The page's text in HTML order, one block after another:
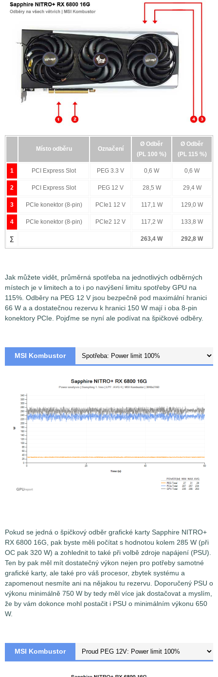
jednoho jediného místa, ale hnedle z několika najednou.
Zatímco ty nejméně výkonné grafické karty si vystačí se
základním napájením přes sběrnici PCI Express (PEG - PCI
Express Graphics), která přes dvě nezávislé větve 3.3V a
12V může dodat grafické kartě maximálně 75W (respektive
66 W na větvi PEG 12V), výkonnější grafické karty potřebují
energie mnohem více. Ty pak krom napájení přes PEG
musejí využívat ještě další pomocné zdroje napájení, a to
pomocí 1-3 napájecích konektorů PCIe 12V (6-pin / 8-pin /
12-pin). Znamená to tedy, že spotřebu grafické karty musíme
místech najednou podle toho, kolika pomocnými napájecími
napájení pak nesou označení PEG 3.3V, PEG 12V, PCIe 12V
(konektor 1-3).
Měření špičkových odběrů (Peak)
Měření špičkové spotřeby a proudu na jednotlivých
odběrných místech je prováděno pomocí měřících senzorů
napětí/proud/spotřeba v intervalu 1,1ms (sampling) a za
výslednou hodnotu je brán průměr ze 4 takto
řečeno, vynesené hodnoty v grafech tedy představují
průměrnou hodnotu napětí/proudu/spotřeby v časovém
intervalu 4,4 ms.
Místo odběru Označení
Ø Odběr
(PL 100 %)
Ø Odběr
(PL 115 %)
1 PCI Express Slot PEG 3.3 V 0,6 W 0,6 W
2 PCI Express Slot PEG 12 V 28,5 W 29,4 W
3 PCIe konektor (8-pin) PCIe1 12 V 117,1 W 129,0 W
4 PCIe konektor (8-pin) PCIe2 12 V 117,2 W 133,8 W
∑ 263,4 W 292,8 W
Jak můžete vidět, průměrná spotřeba na jednotlivých odběrných
místech je v limitech a to i po navýšení limitu spotřeby GPU na
115%. Odběry na PEG 12 V jsou bezpečně pod maximální hranici
66 W a a dostatečnou rezervu k hranici 150 W mají i oba 8-pin
konektory PCIe. Pojďme se nyní ale podívat na špičkové odběry.
MSI Kombustor
Pokud se jedná o špičkový odběr grafické karty Sapphire NITRO+
RX 6800 16G, pak byste měli počítat s hodnotou kolem 285 W (při
OC pak 320 W) a zohlednit to také při volbě zdroje napájení (PSU).
Ten by pak měl mít dostatečný výkon nejen pro potřeby samotné
grafické karty, ale také pro váš procesor, zbytek systému a
zapomenout nesmíte ani na nějakou tu rezervu. Doporučený PSU o
výkonu minimálně 750 W by tedy měl více jak dostačovat a myslím,
že by vám dokonce mohl postačit i PSU o minimálním výkonu 650
W.
MSI Kombustor